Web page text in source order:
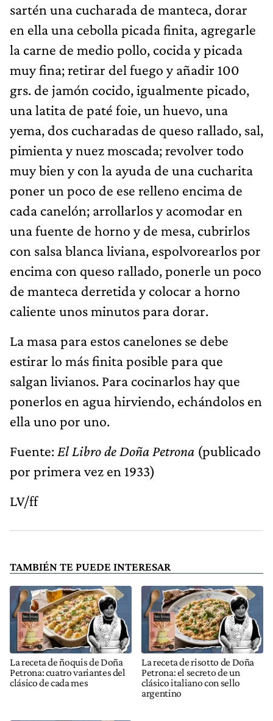
sartén una cucharada de manteca, dorar
en ella una cebolla picada finita, agregarle
la carne de medio pollo, cocida y picada
muy fina; retirar del fuego y añadir 100
grs. de jamón cocido, igualmente picado,
una latita de paté foie, un huevo, una
yema, dos cucharadas de queso rallado, sal,
pimienta y nuez moscada; revolver todo
muy bien y con la ayuda de una cucharita
poner un poco de ese relleno encima de
cada canelón; arrollarlos y acomodar en
una fuente de horno y de mesa, cubrirlos
con salsa blanca liviana, espolvorearlos por
encima con queso rallado, ponerle un poco
de manteca derretida y colocar a horno
caliente unos minutos para dorar.
La masa para estos canelones se debe
estirar lo más finita posible para que
salgan livianos. Para cocinarlos hay que
ponerlos en agua hirviendo, echándolos en
ella uno por uno.
Fuente: El Libro de Doña Petrona (publicado
por primera vez en 1933)
LV/ff
TAMBIÉN TE PUEDE INTERESAR
La receta de ñoquis de Doña
Petrona: cuatro variantes del
clásico de cada mes
La receta de risotto de Doña
Petrona: el secreto de un
clásico italiano con sello
argentino